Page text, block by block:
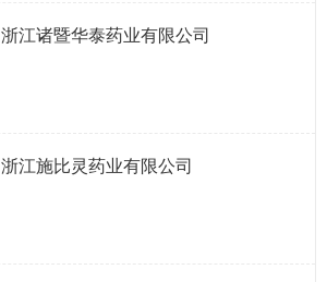
浙江诸暨华泰药业有限公司
浙江施比灵药业有限公司